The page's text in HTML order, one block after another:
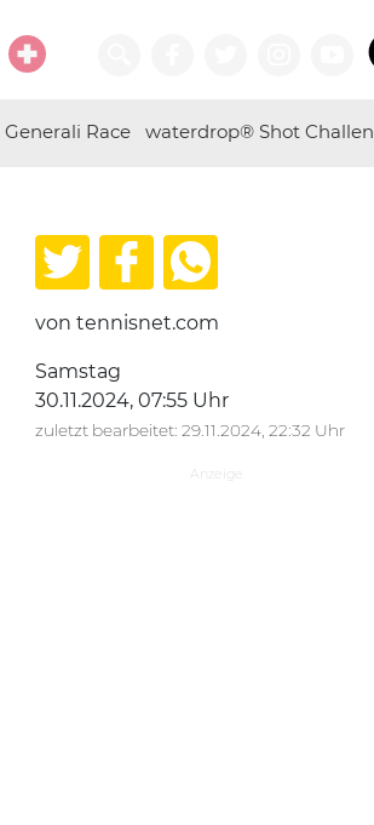
Generali Race waterdrop® Shot
von tennisnet.com
Samstag
30.11.2024, 07:55 Uhr
zuletzt bearbeitet: 29.11.2024, 22:32 Uhr